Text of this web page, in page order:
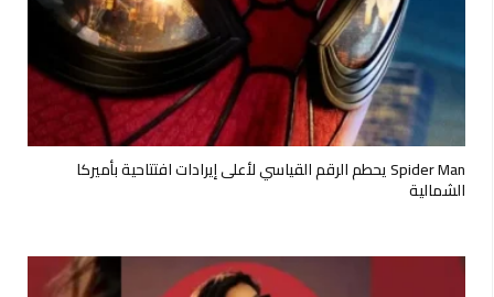
Spider Man يحطم الرقم القياسي لأعلى إيرادات افتتاحية بأميركا
الشمالية